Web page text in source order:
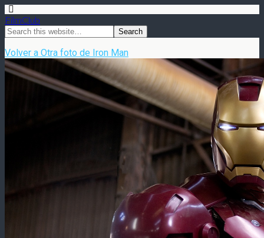
FilmClub
Volver a Otra foto de Iron Man